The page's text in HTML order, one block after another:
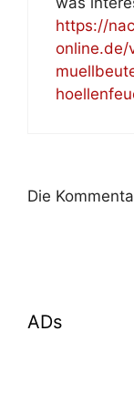
https://
online.de/
Die
ADs